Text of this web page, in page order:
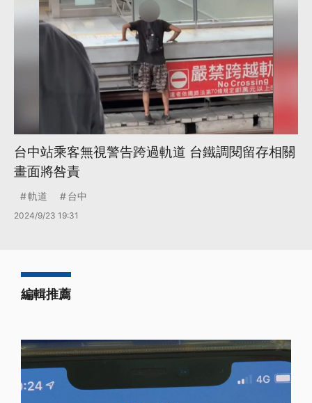
台中站乘客無視警告跨過軌道 台鐵調閱留存相關
畫面將咎責
軌道 台中
2024/9/23 19:31
編輯推薦